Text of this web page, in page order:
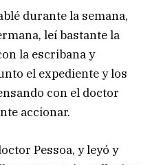
durante la semana,
leí bastante la
la escribana y
el expediente y los
con el doctor
accionar.
Pessoa, y leyó y